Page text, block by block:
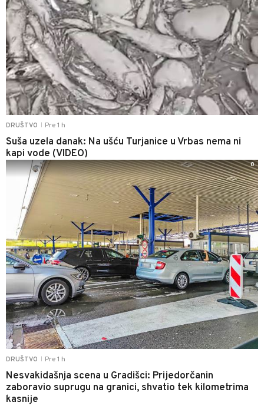
DRUŠTVO Pre 1 h
Suša uzela danak: Na ušću Turjanice u Vrbas nema ni
kapi vode (VIDEO)
DRUŠTVO Pre 1 h
Nesvakidašnja scena u Gradišci: Prijedorčanin
zaboravio suprugu na granici, shvatio tek kilometrima
kasnije
0